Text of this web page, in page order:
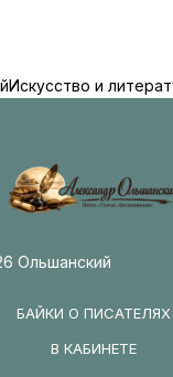
Искусство и
Ольшанский
БАЙКИ О ПИСАТЕЛЯХ
В КАБИНЕТЕ